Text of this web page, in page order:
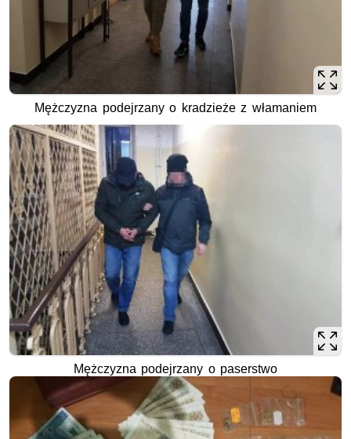
Mężczyzna podejrzany o kradzieże z włamaniem
Mężczyzna podejrzany o paserstwo